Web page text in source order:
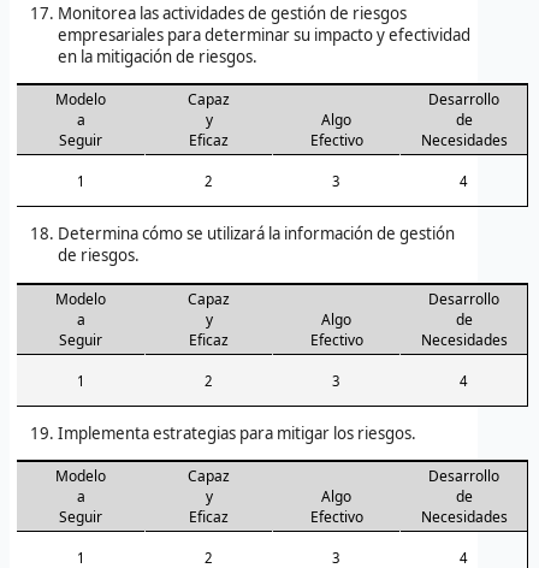
Monitorea las actividades de gestión de riesgos
empresariales para determinar su impacto y efectividad
en la mitigación de riesgos.
Modelo
a
Seguir
Capaz
y
Eficaz
Algo
Efectivo
Desarrollo
de
Necesidades
1 2 3 4
Determina cómo se utilizará la información de gestión
de riesgos.
Modelo
a
Seguir
Capaz
y
Eficaz
Algo
Efectivo
Desarrollo
de
Necesidades
1 2 3 4
Implementa estrategias para mitigar los riesgos.
Modelo
a
Seguir
Capaz
y
Eficaz
Algo
Efectivo
Desarrollo
de
Necesidades
1 2 3 4